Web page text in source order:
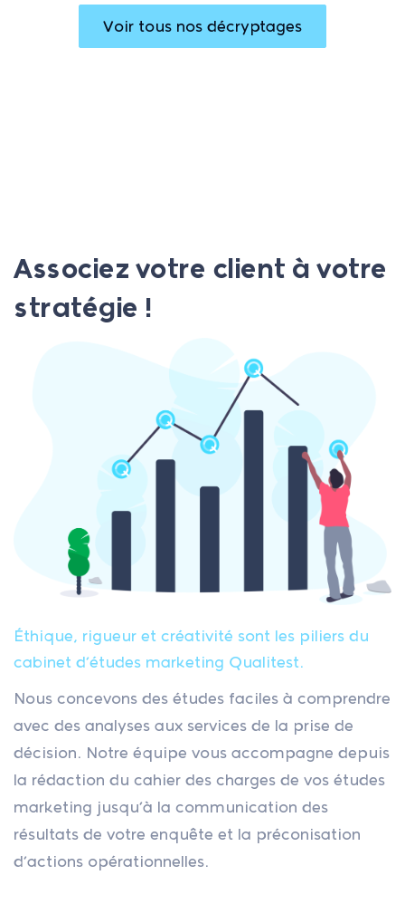
Voir tous nos décryptages
Associez votre client à votre
stratégie !
Éthique, rigueur et créativité sont les piliers du
cabinet d’études marketing Qualitest.
Nous concevons des études faciles à comprendre
avec des analyses aux services de la prise de
décision. Notre équipe vous accompagne depuis
la rédaction du cahier des charges de vos études
marketing jusqu’à la communication des
résultats de votre enquête et la préconisation
d’actions opérationnelles.